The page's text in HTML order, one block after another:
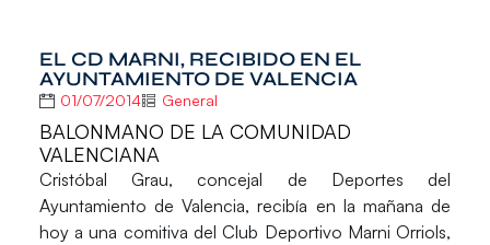
EL CD MARNI, RECIBIDO EN EL
AYUNTAMIENTO DE VALENCIA
01/07/2014 General
BALONMANO DE LA COMUNIDAD
VALENCIANA
Cristóbal Grau, concejal de Deportes del
Ayuntamiento de Valencia, recibía en la mañana de
hoy a una comitiva delClub Deportivo Marni Orriols,